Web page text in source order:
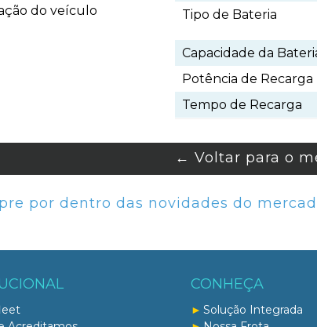
do veículo
Tipo de Bateria
Capacidade da
Potência de Recarga
Tempo de Recarga
← Voltar para o
por dentro das novidades do
CONHEÇA
Solução Integrada